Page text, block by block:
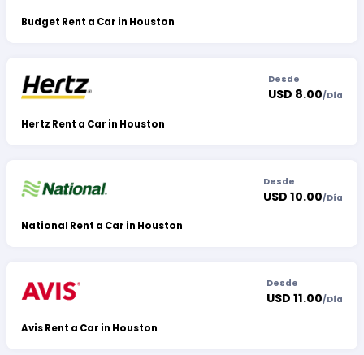
Budget Rent a Car in Houston
Hertz Rent a Car in Houston
Desde
USD 8.00/Día
National Rent a Car in Houston
Desde
USD 10.00/Día
Avis Rent a Car in Houston
Desde
USD 11.00/Día